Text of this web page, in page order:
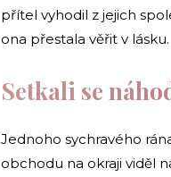
přítel vyhodil z jejich
ona přestala věřit v lásku.
Setkali se
Jednoho sychravého
obchodu na okraji viděl